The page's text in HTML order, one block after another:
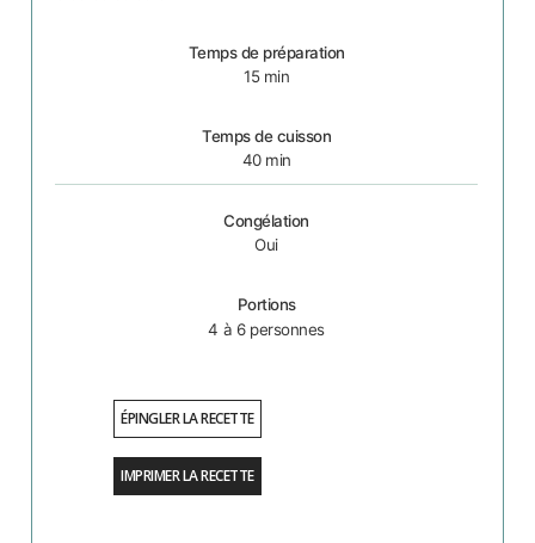
Temps de préparation
15 min
Temps de cuisson
40 min
Congélation
Oui
Portions
4 à 6 personnes
ÉPINGLER LA RECETTE
IMPRIMER LA RECETTE